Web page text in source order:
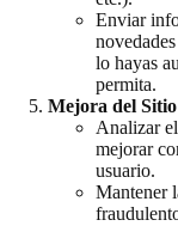
Enviar
lo hayas
permita.
Mejora del Sitio
Analizar
mejorar
usuario.
Mantener